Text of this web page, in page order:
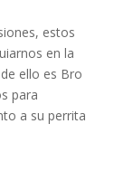
estos
en la
ello es Bro
para
a su perrita